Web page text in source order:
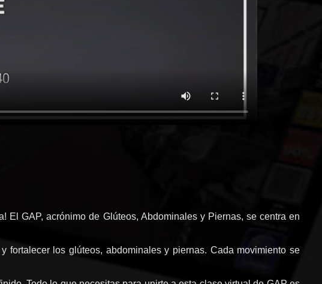
El GAP, acrónimo de Glúteos, Abdominales y Piernas, se centra en
los glúteos, abdominales y piernas. Cada movimiento se